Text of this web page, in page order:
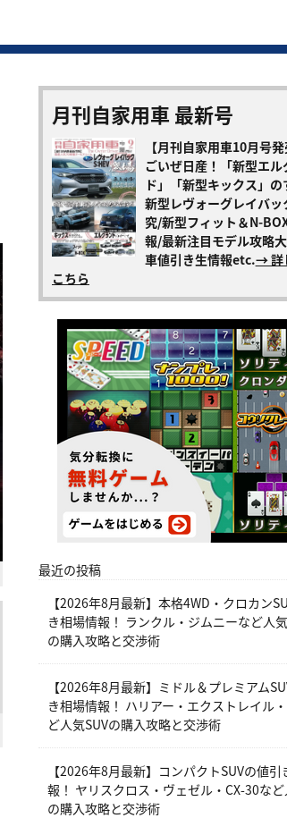
月刊自家用車 最新号
【月刊自家用車10月号
ごいぜ日産！「新型エル
ド」「新型キックス」の
新型レヴォーグレイバッ
究/新型フィット＆N-
報/最新注目モデル攻略
車値引き生情報etc.→ 詳
こちら
最近の投稿
【2026年8月最新】本格4WD・クロカン
き相場情報！ ランクル・ジムニーなど人
の購入攻略と交渉術
【2026年8月最新】ミドル＆プレミアム
き相場情報！ ハリアー・エクストレイル
ど人気SUVの購入攻略と交渉術
【2026年8月最新】コンパクトSUVの値
報！ ヤリスクロス・ヴェゼル・CX-30な
の購入攻略と交渉術